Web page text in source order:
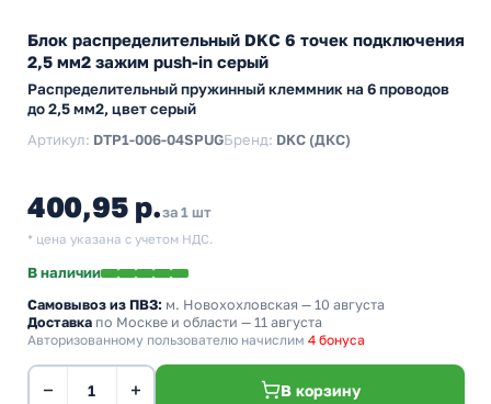
Блок распределительный DKC 6 точек подключения
2,5 мм2 зажим push-in серый
Распределительный пружинный клеммник на 6 проводов
до 2,5 мм2, цвет серый
Артикул: DTP1-006-04SPUGБренд: DKC (ДКС)
400,95 р.за 1 шт
* цена указана с учетом НДС.
В наличии
Самовывоз из ПВЗ: м. Новохохловская — 10 августа
Доставка по Москве и области — 11 августа
Авторизованному пользователю начислим 4 бонуса
− + В корзину